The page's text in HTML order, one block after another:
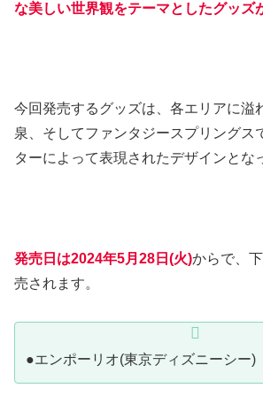
な美しい世界観をテーマとしたグッズ
今回発売するグッズは、各エリアに溢
泉、そしてファンタジースプリングス
ターによって表現されたデザインとな
発売日は2024年5月28日(火)からで、
売されます。
●エンポーリオ(東京ディズニーシー)